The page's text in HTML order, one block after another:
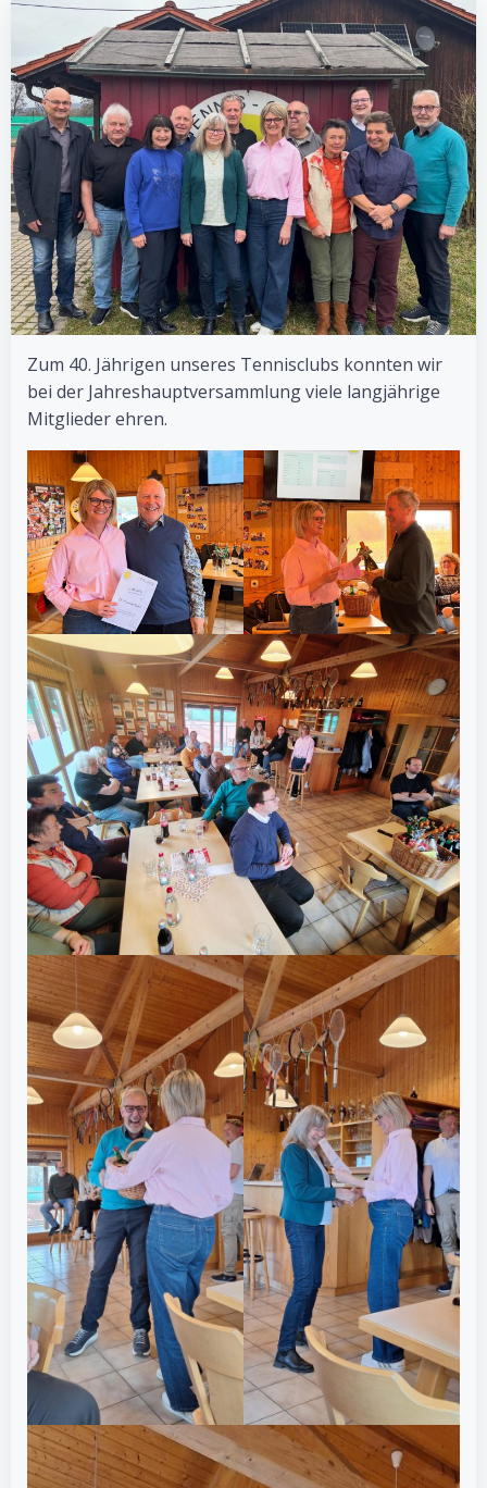
Zum 40. Jährigen unseres Tennisclubs konnten wir
bei der Jahreshauptversammlung viele langjährige
Mitglieder ehren.